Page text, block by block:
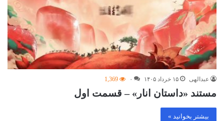
عبدالهی ۱۵ خرداد ۱۴۰۵ ۰ 1,369
مستند «داستان انار» – قسمت اول
بیشتر بخوانید »